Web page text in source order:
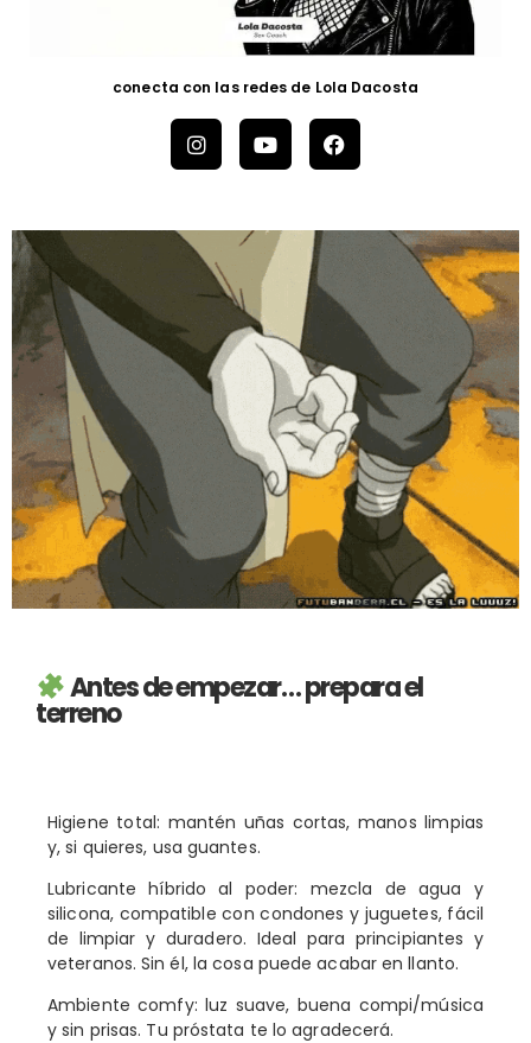
conecta con las redes de Lola Dacosta
Antes de empezar… prepara el
terreno
Higiene total: mantén uñas cortas, manos limpias
y, si quieres, usa guantes.
Lubricante híbrido al poder: mezcla de agua y
silicona, compatible con condones y juguetes, fácil
de limpiar y duradero. Ideal para principiantes y
veteranos. Sin él, la cosa puede acabar en llanto.
Ambiente comfy: luz suave, buena compi/música
y sin prisas. Tu próstata te lo agradecerá.